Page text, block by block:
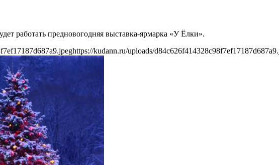
работать предновогодняя выставка-ярмарка «У Ёлки».
https://kudann.ru/uploads/